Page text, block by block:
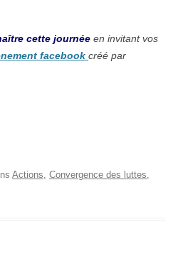
cette journée en invitant vos
nement facebook créé par
Actions, Convergence des luttes,